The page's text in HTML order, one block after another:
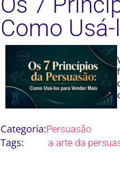
Como
Categoria:Persuasão
Tags: a arte da